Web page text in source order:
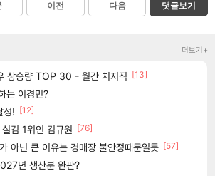
이전 다음 댓글보기
더보기+
상승량 TOP 30 - 월간 치지직 [13]
는 이경민?
성!
[12]
검 1위인 김규원 [76]
아닌 큰 이유는 경매장 불안정때문일듯 [57]
년 생산분 완판?